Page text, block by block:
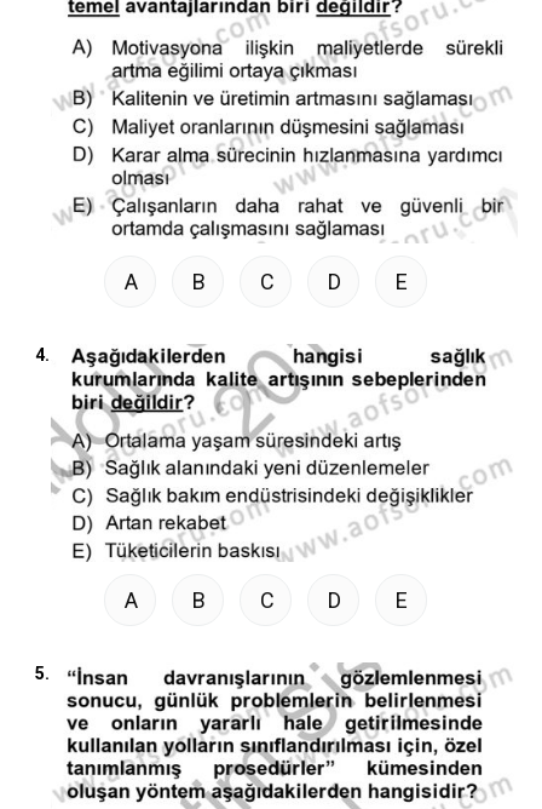
A B C D E
4.
A B C D E
5.